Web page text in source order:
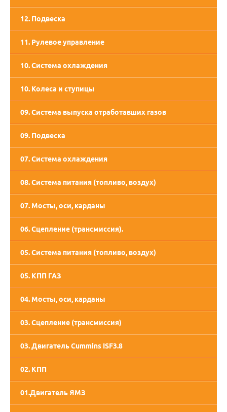
12. Подвеска
11. Рулевое управление
10. Система охлаждения
10. Колеса и ступицы
09. Система выпуска отработавших газов
09. Подвеска
07. Система охлаждения
08. Система питания (топливо, воздух)
07. Мосты, оси, карданы
06. Сцепление (трансмиссия).
05. Система питания (топливо, воздух)
05. КПП ГАЗ
05. КПП СААЗ
04. Мосты, оси, карданы
03. Сцепление (трансмиссия)
03. Двигатель Cummins ISF3.8
02. КПП
01.Двигатель ЯМЗ